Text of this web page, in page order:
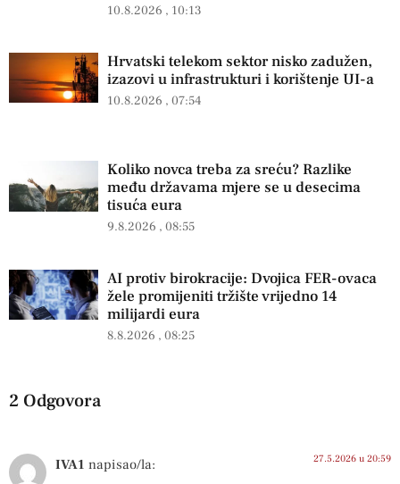
10.8.2026 10:13
Hrvatski telekom sektor nisko zadužen,
izazovi u infrastrukturi i korištenje UI-a
10.8.2026 07:54
Koliko novca treba za sreću? Razlike
među državama mjere se u desecima
tisuća eura
9.8.2026 08:55
AI protiv birokracije: Dvojica FER-ovaca
žele promijeniti tržište vrijedno 14
milijardi eura
8.8.2026 08:25
2 Odgovora
IVA1 napisao/la: 27.5.2026 u 20:59